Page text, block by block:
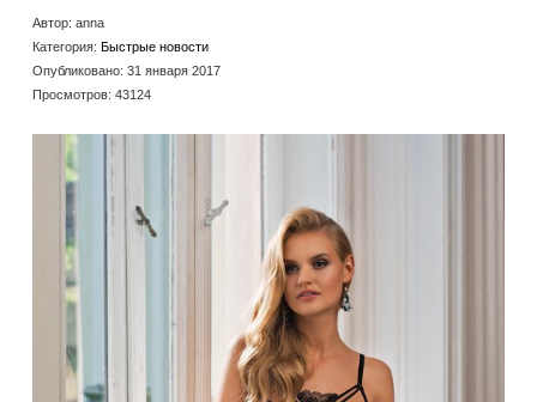
Автор: anna
Категория: Быстрые новости
Опубликовано: 31 января 2017
Просмотров: 43124